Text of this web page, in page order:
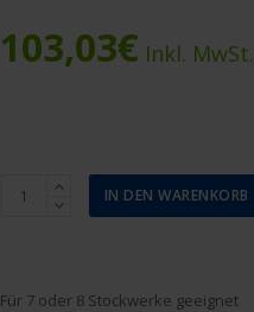
103,03€ Inkl. MwSt.
Rettungsleiter
IN DEN WARENKORB
Für 7 oder 8 Stockwerke geeignet